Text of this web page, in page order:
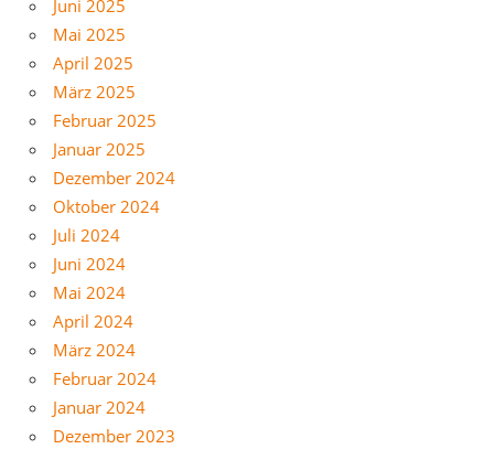
Juni 2025
Mai 2025
April 2025
März 2025
Februar 2025
Januar 2025
Dezember 2024
Oktober 2024
Juli 2024
Juni 2024
Mai 2024
April 2024
März 2024
Februar 2024
Januar 2024
Dezember 2023